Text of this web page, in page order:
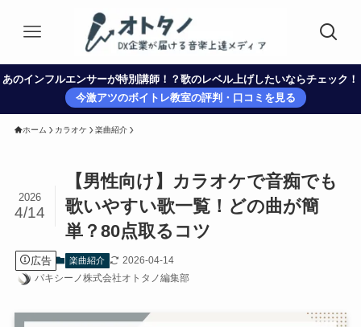
あのインフルエンサーが特別講師！？歌のレベル上げしたいならチェック！
今激アツのボイトレ教室の評判・口コミを見る
ホーム カラオケ 楽曲紹介
【男性向け】カラオケで音痴でも
歌いやすい歌一覧！どの曲が簡
単？80点取るコツ
2026
4/14
広告 楽曲紹介
2026-04-14
パキシーノ株式会社オトタノ編集部